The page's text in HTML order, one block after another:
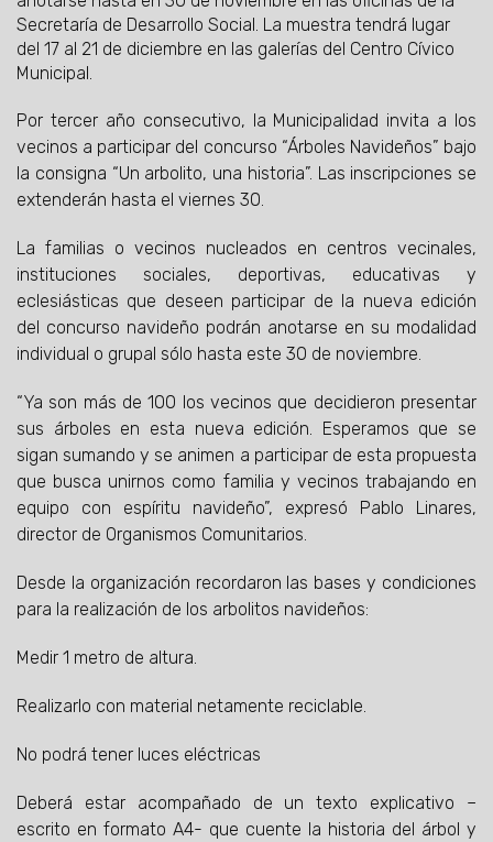
Secretaría de Desarrollo Social. La muestra tendrá lugar
del 17 al 21 de diciembre en las galerías del Centro Cívico
Municipal.
Por tercer año consecutivo, la Municipalidad invita a los
vecinos a participar del concurso “Árboles Navideños” bajo
la consigna “Un arbolito, una historia”. Las inscripciones se
extenderán hasta el viernes 30.
La familias o vecinos nucleados en centros vecinales,
instituciones sociales, deportivas, educativas y
eclesiásticas que deseen participar de la nueva edición
del concurso navideño podrán anotarse en su modalidad
individual o grupal sólo hasta este 30 de noviembre.
“Ya son más de 100 los vecinos que decidieron presentar
sus árboles en esta nueva edición. Esperamos que se
sigan sumando y se animen a participar de esta propuesta
que busca unirnos como familia y vecinos trabajando en
equipo con espíritu navideño”, expresó Pablo Linares,
director de Organismos Comunitarios.
Desde la organización recordaron las bases y condiciones
para la realización de los arbolitos navideños:
Medir 1 metro de altura.
Realizarlo con material netamente reciclable.
No podrá tener luces eléctricas
Deberá estar acompañado de un texto explicativo –
escrito en formato A4- que cuente la historia del árbol y